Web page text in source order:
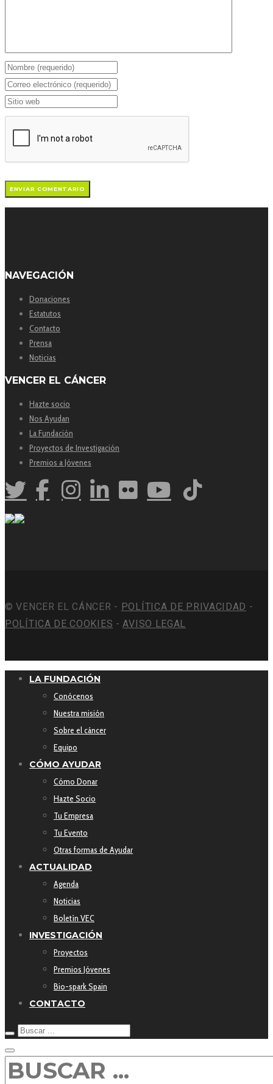
NAVEGACIÓN
Donaciones
Estatutos
Contacto
Prensa
Noticias
VENCER EL CÁNCER
Hazte socio
Nos Ayudan
La Fundación
Proyectos de Investigación
Premios a Jóvenes
© VENCER EL CÁNCER - POLÍTICA DE PRIVACIDAD -
POLÍTICA DE COOKIES -AVISO LEGAL
LA FUNDACIÓN
Conócenos
Nuestra misión
Sobre el cáncer
Equipo
CÓMO AYUDAR
Cómo Donar
Hazte Socio
Tu Empresa
Tu Evento
Otras formas de Ayudar
ACTUALIDAD
Agenda
Noticias
Boletín VEC
INVESTIGACIÓN
Proyectos
Premios Jóvenes
Bio-spark Spain
CONTACTO